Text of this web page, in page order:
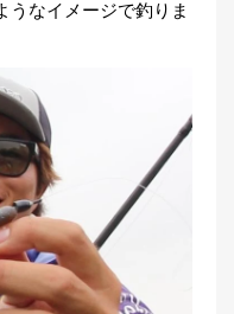
うなイメージで釣りま